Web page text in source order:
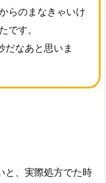
らのまなきゃいけ
です。
だなあと思いま
と、実際処方でた時